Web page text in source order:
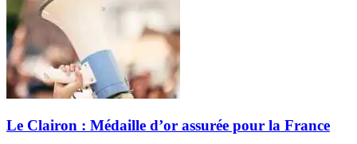
Le Clairon : Médaille d’or assurée pour la France